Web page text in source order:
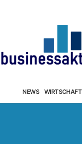
NEWS WIRTSCHAFT